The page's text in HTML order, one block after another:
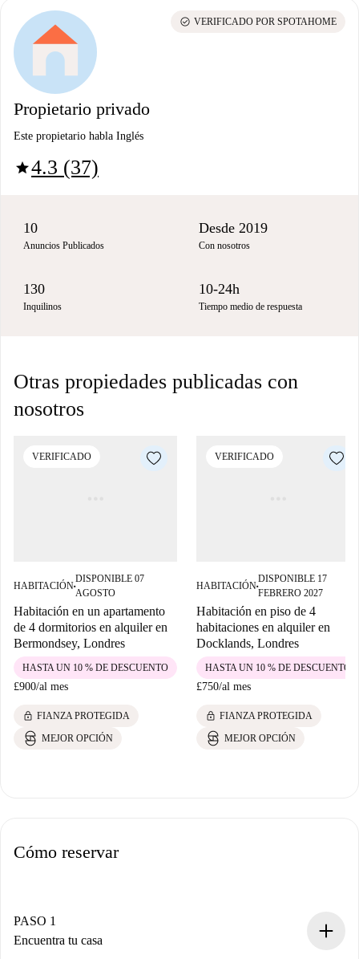
Propietario privado
Este propietario habla Inglés
star4.3 (37)
check_circle VERIFICADO POR SPOTAHOME
10
Anuncios Publicados
Desde 2019
Con nosotros
130
Inquilinos
10-24h
Tiempo medio de respuesta
Otras propiedades publicadas con
nosotros
VERIFICADO
HABITACIÓN■
DISPONIBLE 07
AGOSTO
Habitación en un apartamento
de 4 dormitorios en alquiler en
Bermondsey, Londres
£900/al mes
HASTA UN 10 % DE DESCUENTO
lock FIANZA PROTEGIDA
MEJOR OPCIÓN
VERIFICADO
HABITACIÓN■
DISPONIBLE 17
FEBRERO 2027
Habitación en piso de 4
habitaciones en alquiler en
Docklands, Londres
£750/al mes
HASTA UN 10 % DE DESCUENTO
lock FIANZA PROTEGIDA
MEJOR OPCIÓN
Cómo reservar
PASO 1
Encuentra tu casa